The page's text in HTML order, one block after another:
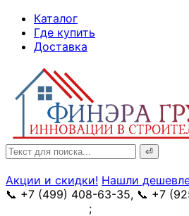
Skip
Content
Каталог
Где купить
Доставка
Search
for:
Акции и скидки! Нашли
📞 +7 (499) 408-63-35, 📞 +7
;